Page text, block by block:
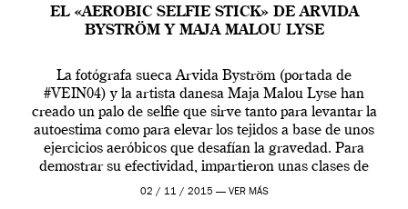
EL «AEROBIC SELFIE STICK» DE ARVIDA
BYSTRÖM Y MAJA MALOU LYSE
La fotógrafa sueca Arvida Byström (portada de
#VEIN04) y la artista danesa Maja Malou Lyse han
creado un palo de selfie que sirve tanto para levantar la
autoestima como para elevar los tejidos a base de unos
ejercicios aeróbicos que desafían la gravedad. Para
demostrar su efectividad, impartieron unas clases de
prueba en el Tate […]
02 / 11 / 2015 — VER MÁS